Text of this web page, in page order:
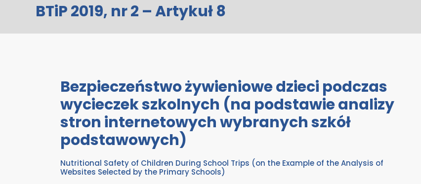
BTiP 2019, nr 2 – Artykuł 8
Bezpieczeństwo żywieniowe dzieci podczas
wycieczek szkolnych (na podstawie analizy
stron internetowych wybranych szkół
podstawowych)
Nutritional Safety of Children During School Trips (on the Example of the Analysis of
Websites Selected by the Primary Schools)